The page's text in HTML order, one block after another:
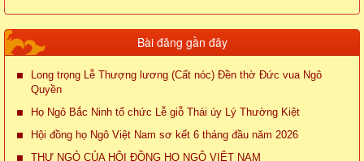
Bài đăng gần đây
Long trọng Lễ Thượng lương (Cất nóc) Đền thờ Đức vua Ngô
Quyền
Họ Ngô Bắc Ninh tổ chức Lễ giỗ Thái úy Lý Thường Kiệt
Hội đồng họ Ngô Việt Nam sơ kết 6 tháng đầu năm 2026
THƯ NGỎ CỦA HỘI ĐỒNG HỌ NGÔ VIỆT NAM